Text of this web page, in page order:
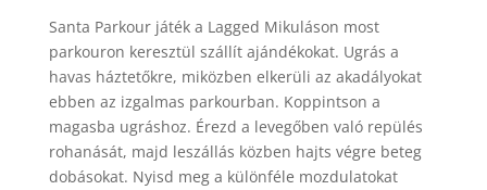
Santa Parkour játék a Lagged Mikuláson most
parkouron keresztül szállít ajándékokat. Ugrás a
havas háztetőkre, miközben elkerüli az akadályokat
ebben az izgalmas parkourban. Koppintson a
magasba ugráshoz. Érezd a levegőben való repülés
rohanását, majd leszállás közben hajts végre beteg
dobásokat. Nyisd meg a különféle mozdulatokat